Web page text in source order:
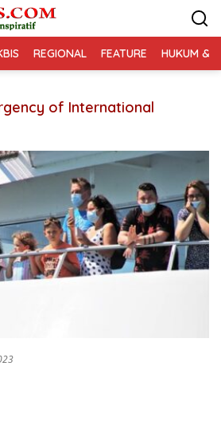
REGIONAL FEATURE HUKUM &
of International